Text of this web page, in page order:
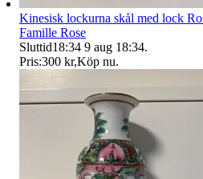
Kinesisk lockurna skål med lock
Famille Rose
Sluttid18:34 9 aug 18:34.
Pris:300 kr,Köp nu.